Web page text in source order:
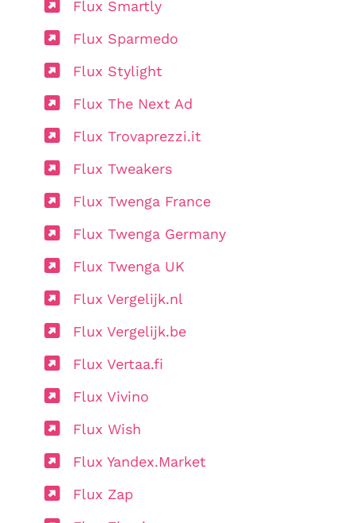
Flux Smartly
Flux Sparmedo
Flux Stylight
Flux The Next Ad
Flux Trovaprezzi.it
Flux Tweakers
Flux Twenga France
Flux Twenga Germany
Flux Twenga UK
Flux Vergelijk.nl
Flux Vergelijk.be
Flux Vertaa.fi
Flux Vivino
Flux Wish
Flux Yandex.Market
Flux Zap